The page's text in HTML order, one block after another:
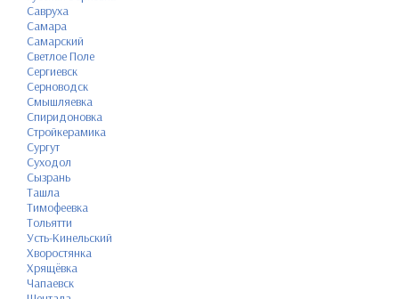
Савруха
Самара
Самарский
Светлое Поле
Сергиевск
Серноводск
Смышляевка
Спиридоновка
Стройкерамика
Сургут
Суходол
Сызрань
Ташла
Тимофеевка
Тольятти
Усть-Кинельский
Хворостянка
Хрящёвка
Чапаевск